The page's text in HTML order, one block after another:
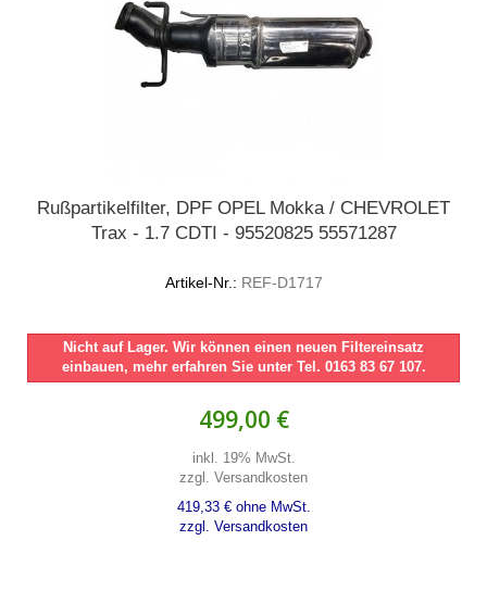
Rußpartikelfilter, DPF OPEL Mokka / CHEVROLET
Trax - 1.7 CDTI - 95520825 55571287
Artikel-Nr.: REF-D1717
Nicht auf Lager. Wir können einen neuen Filtereinsatz
einbauen, mehr erfahren Sie unter Tel. 0163 83 67 107.
499,00 €
inkl. 19% MwSt.
zzgl. Versandkosten
419,33 € ohne MwSt.
zzgl. Versandkosten